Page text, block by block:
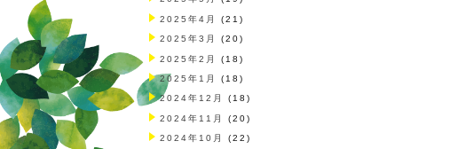
2025年4月 (21)
2025年3月 (20)
2025年2月 (18)
2025年1月 (18)
2024年12月 (18)
2024年11月 (20)
2024年10月 (22)